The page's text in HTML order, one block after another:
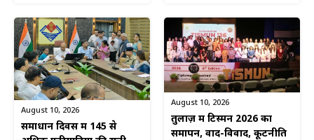
August 10, 2026
समाधान दिवस में 145 से
August 10, 2026
तुलाज़ में टिस्मन 2026 का
समापन, वाद-विवाद, कूटनीति